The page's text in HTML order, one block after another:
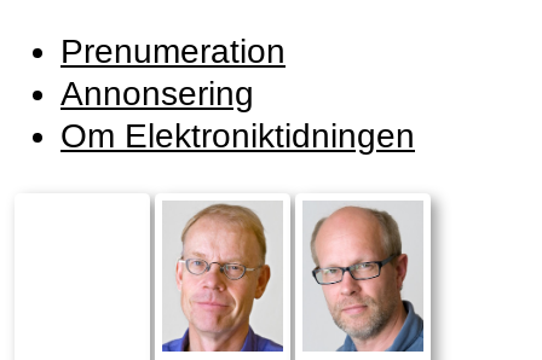
Prenumeration
Annonsering
Om Elektroniktidningen